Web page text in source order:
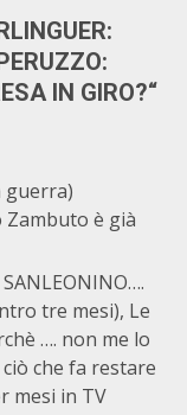
IN GIRO?“
guerra)
è già
tre mesi), Le
…. non me lo
che fa restare
mesi in TV